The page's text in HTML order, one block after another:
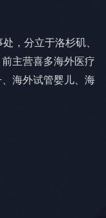
，分立于洛杉矶、
主营喜多海外医疗
海外试管婴儿、海